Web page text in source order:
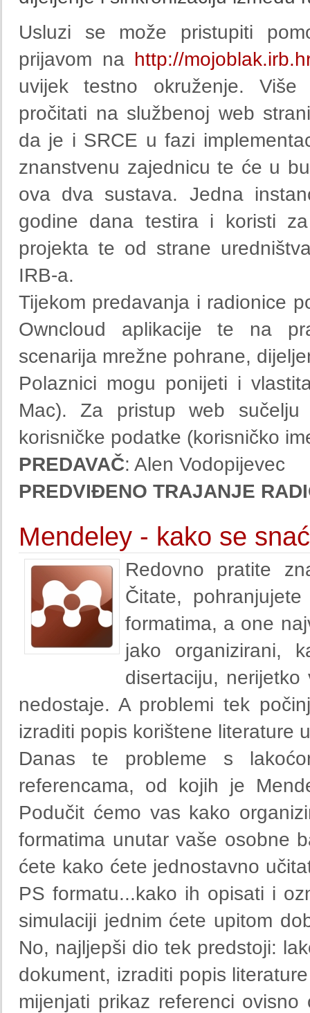
Usluzi se može pristupiti
prijavom na http://
uvijek testno okruženje. Više
pročitati na službenoj web
da je i SRCE u fazi
znanstvenu zajednicu te će u
ova dva sustava. Jedna
godine dana testira i koristi
projekta te od strane
IRB-a.
Tijekom predavanja i radionice
Owncloud aplikacije te na
scenarija mrežne pohrane,
Polaznici mogu ponijeti i
Mac). Za pristup web
korisničke podatke (korisničko
PREDAVAČ: Alen Vodopijevec
PREDVIĐENO TRAJANJE
Mendeley - kako se
Redovno pratite
Čitate,
formatima, a one
jako organizirani,
disertaciju,
nedostaje. A problemi tek
izraditi popis korištene literature
Danas te probleme s
referencama, od kojih je
Podučit ćemo vas kako
formatima unutar vaše osobne
ćete kako ćete jednostavno
PS formatu...kako ih opisati i
simulaciji jednim ćete upitom
No, najljepši dio tek predstoji:
dokument, izraditi popis
mijenjati prikaz referenci